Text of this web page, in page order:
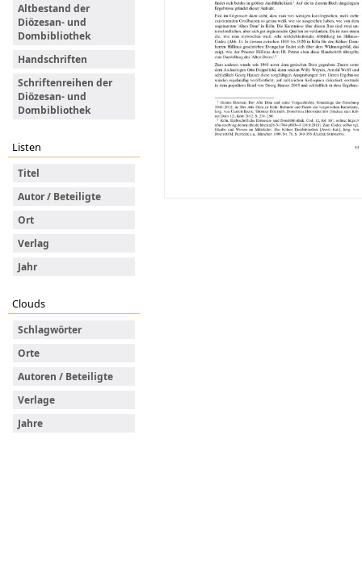
Altbestand der
Diözesan- und
Dombibliothek
Handschriften
Schriftenreihen der
Diözesan- und
Dombibliothek
Listen
Titel
Autor / Beteiligte
Ort
Verlag
Jahr
Clouds
Schlagwörter
Orte
Autoren / Beteiligte
Verlage
Jahre